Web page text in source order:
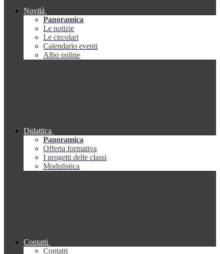
Novità
Panoramica
Le notizie
Le circolari
Calendario eventi
Albo online
Didattica
Panoramica
Offerta formativa
I progetti delle classi
Modulistica
Contatti
Contatti